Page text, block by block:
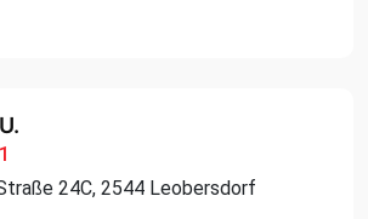
24C, 2544 Leobersdorf